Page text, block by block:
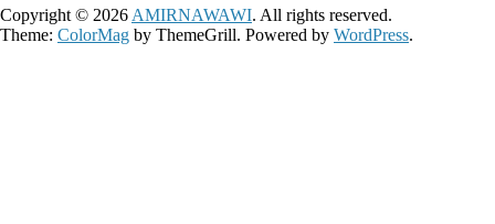
Copyright © 2026 AMIRNAWAWI. All rights reserved.
Theme: ColorMag by ThemeGrill. Powered by WordPress.